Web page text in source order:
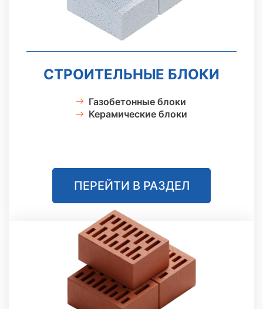
СТРОИТЕЛЬНЫЕ БЛОКИ
Газобетонные блоки
Керамические блоки
ПЕРЕЙТИ В РАЗДЕЛ